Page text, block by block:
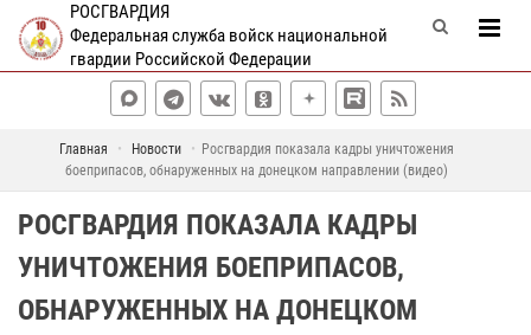
РОСГВАРДИЯ
Федеральная служба войск национальной
гвардии Российской Федерации
Главная Новости
Росгвардия показала кадры уничтожения
боеприпасов, обнаруженных на донецком направлении (видео)
РОСГВАРДИЯ ПОКАЗАЛА КАДРЫ
УНИЧТОЖЕНИЯ БОЕПРИПАСОВ,
ОБНАРУЖЕННЫХ НА ДОНЕЦКОМ